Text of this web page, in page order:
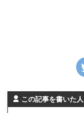
この記事を書いた人